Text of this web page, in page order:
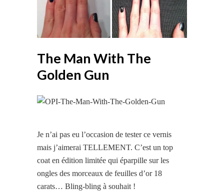
The Man With The
Golden Gun
Je n’ai pas eu l’occasion de tester ce vernis
mais j’aimerai TELLEMENT. C’est un top
coat en édition limitée qui éparpille sur les
ongles des morceaux de feuilles d’or 18
carats… Bling-bling à souhait !